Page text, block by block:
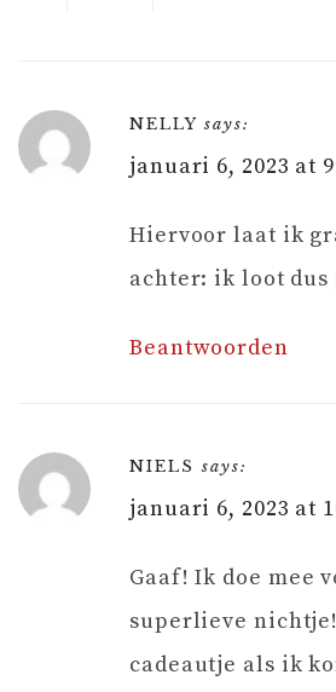
NELLY says:
januari 6, 2023 at
Hiervoor laat ik
achter: ik loot dus
Beantwoorden
NIELS says:
januari 6, 2023 at
Gaaf! Ik doe mee
superlieve
cadeautje als ik